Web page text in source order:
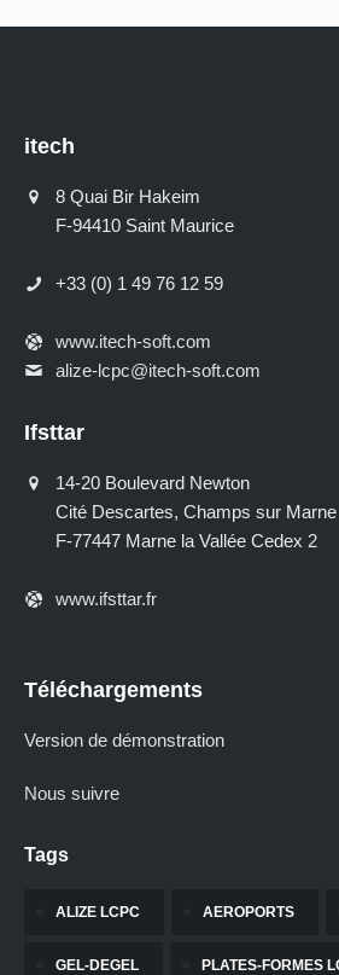
itech
8 Quai Bir Hakeim
F-94410 Saint Maurice
+33 (0) 1 49 76 12 59
www.itech-soft.com
alize-lcpc@itech-soft.com
Ifsttar
14-20 Boulevard Newton
Cité Descartes, Champs sur Marne
F-77447 Marne la Vallée Cedex 2
www.ifsttar.fr
Téléchargements
Version de démonstration
Nous suivre
Tags
ALIZE LCPC AEROPORTS
GEL-DEGEL PLATES-FORMES